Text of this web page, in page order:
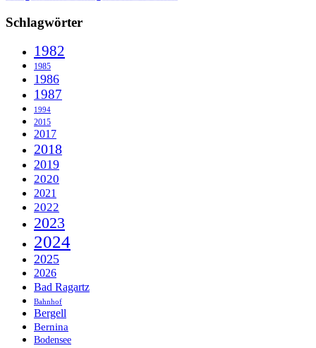
Schlagwörter
1982
1985
1986
1987
1994
2015
2017
2018
2019
2020
2021
2022
2023
2024
2025
2026
Bad Ragartz
Bahnhof
Bergell
Bernina
Bodensee